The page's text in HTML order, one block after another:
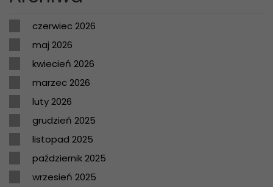
czerwiec 2026
maj 2026
kwiecień 2026
marzec 2026
luty 2026
grudzień 2025
listopad 2025
październik 2025
wrzesień 2025